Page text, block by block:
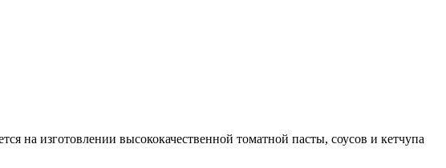
высококачественной томатной пасты, соусов и кетчупа